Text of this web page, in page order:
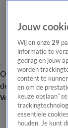
Overzicht
de redactie
Volg Shownieuws
Jouw
Wij en onze 29
informatie te
gedrag en jouw
worden
content te
en om de
keuze opslaan”
essentiële
houden. Je kunt